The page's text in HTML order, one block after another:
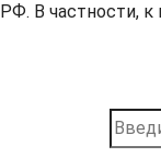
РФ. В частности, к